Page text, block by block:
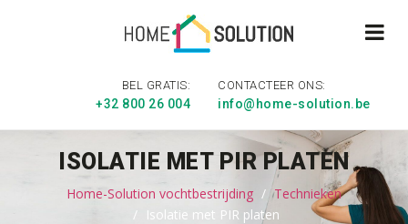
BEL GRATIS:
+32 800 26 004
CONTACTEER ONS:
info@home-solution.be
ISOLATIE MET PIR PLATEN
Home-Solution vochtbestrijding
Technieken
Isolatie met PIR platen